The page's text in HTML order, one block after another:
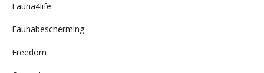
Fauna4life
Faunabescherming
Freedom